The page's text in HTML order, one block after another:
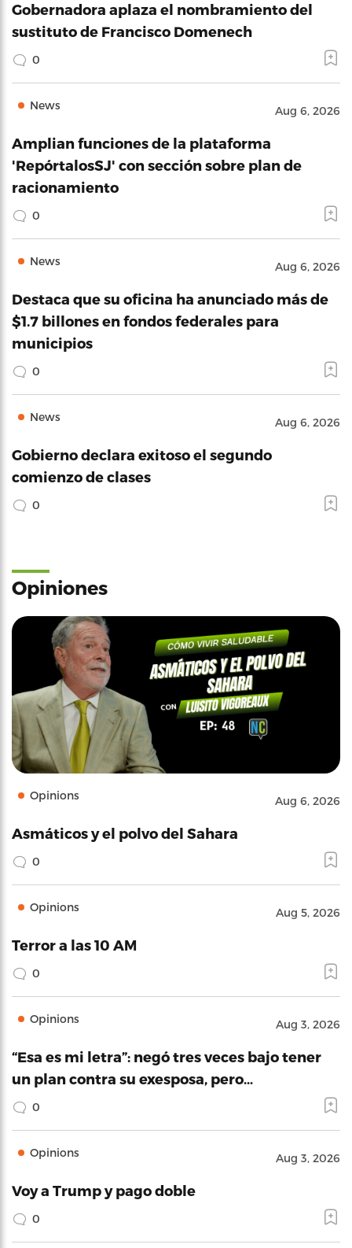
Gobernadora aplaza el nombramiento del
sustituto de Francisco Domenech
0
News Aug 6, 2026
Amplian funciones de la plataforma
'RepórtalosSJ' con sección sobre plan de
racionamiento
0
News Aug 6, 2026
Destaca que su oficina ha anunciado más de
$1.7 billones en fondos federales para
municipios
0
News Aug 6, 2026
Gobierno declara exitoso el segundo
comienzo de clases
0
Opiniones
Opinions Aug 6, 2026
Asmáticos y el polvo del Sahara
0
Opinions Aug 5, 2026
Terror a las 10 AM
0
Opinions Aug 3, 2026
“Esa es mi letra”: negó tres veces bajo tener
un plan contra su exesposa, pero…
0
Opinions Aug 3, 2026
Voy a Trump y pago doble
0